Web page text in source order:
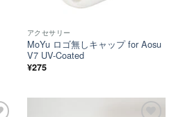
アクセサリー
MoYu ロゴ無しキャップ for Aosu
V7 UV-Coated
¥275